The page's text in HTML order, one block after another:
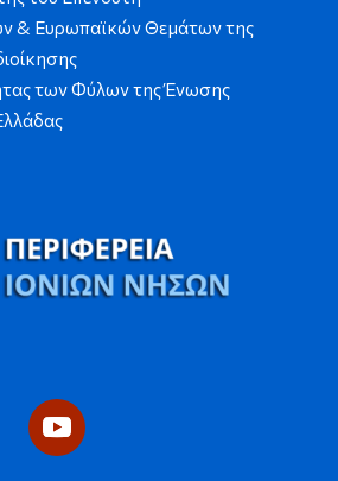
& Ευρωπαϊκών Θεμάτων της
των Φύλων της Ένωσης